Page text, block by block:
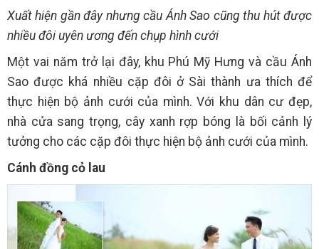
Xuất hiện gần đây nhưng cầu Ánh Sao cũng thu hút được
nhiều đôi uyên ương đến chụp hình cưới
Một vai năm trở lại đây, khu Phú Mỹ Hưng và cầu Ánh
Sao được khá nhiều cặp đôi ở Sài thành ưa thích để
thực hiện bộ ảnh cưới của mình. Với khu dân cư đẹp,
nhà cửa sang trọng, cây xanh rợp bóng là bối cảnh lý
tưởng cho các cặp đôi thực hiện bộ ảnh cưới của mình.
Cánh đồng cỏ lau